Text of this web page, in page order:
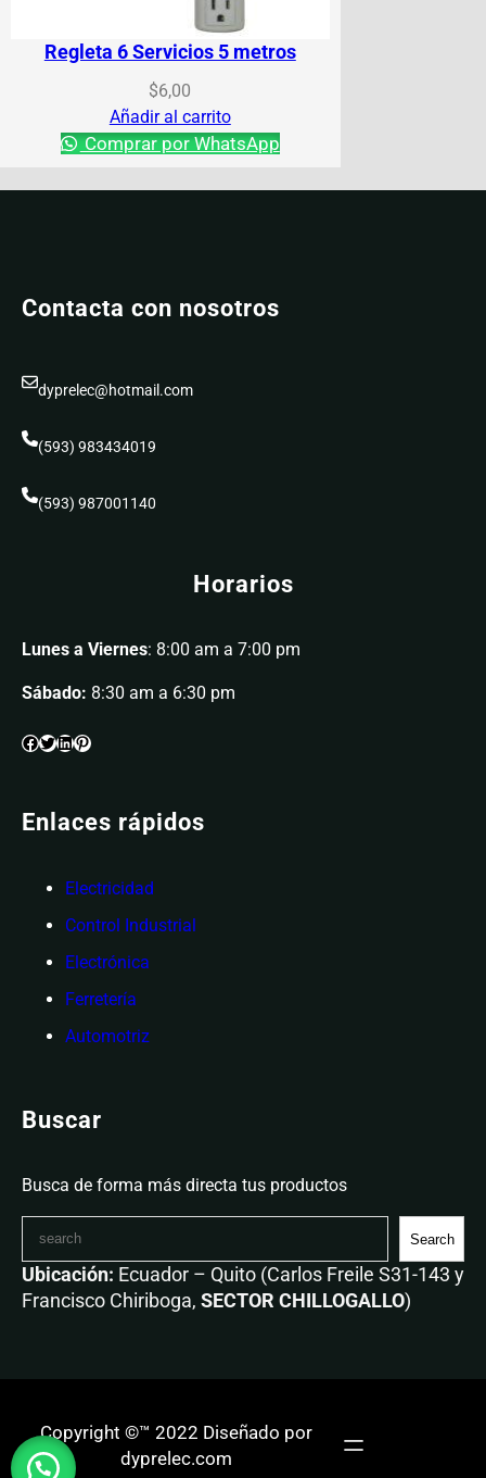
Regleta 6 Servicios 5 metros
$6,00
Añadir al carrito
Comprar por WhatsApp
Contacta con nosotros
dyprelec@hotmail.com
(593) 983434019
(593) 987001140
Horarios
Lunes a Viernes: 8:00 am a 7:00 pm
Sábado: 8:30 am a 6:30 pm
Enlaces rápidos
Electricidad
Control Industrial
Electrónica
Ferretería
Automotriz
Buscar
Busca de forma más directa tus productos
Search
Ubicación: Ecuador – Quito (Carlos Freile S31-143 y
Francisco Chiriboga, SECTOR CHILLOGALLO)
Copyright ©™ 2022 Diseñado por
dyprelec.com